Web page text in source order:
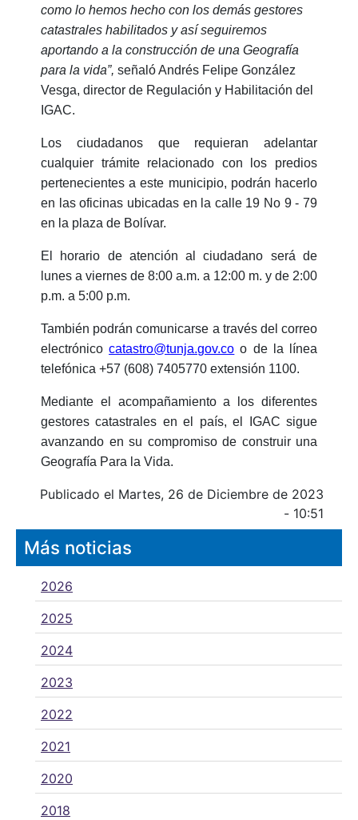
como lo hemos hecho con los demás gestores
catastrales habilitados y así seguiremos
aportando a la construcción de una Geografía
para la vida”, señaló Andrés Felipe González
Vesga, director de Regulación y Habilitación del
IGAC.
Los ciudadanos que requieran adelantar
cualquier trámite relacionado con los predios
pertenecientes a este municipio, podrán hacerlo
en las oficinas ubicadas en la calle 19 No 9 - 79
en la plaza de Bolívar.
El horario de atención al ciudadano será de
lunes a viernes de 8:00 a.m. a 12:00 m. y de 2:00
p.m. a 5:00 p.m.
También podrán comunicarse a través del correo
electrónicocatastro@tunja.gov.co o de la línea
telefónica +57 (608) 7405770 extensión 1100.
Mediante el acompañamiento a los diferentes
gestores catastrales en el país, el IGAC sigue
avanzando en su compromiso de construir una
Geografía Para la Vida.
Publicado el Martes, 26 de Diciembre de 2023
- 10:51
Más noticias
2026
2025
2024
2023
2022
2021
2020
2018